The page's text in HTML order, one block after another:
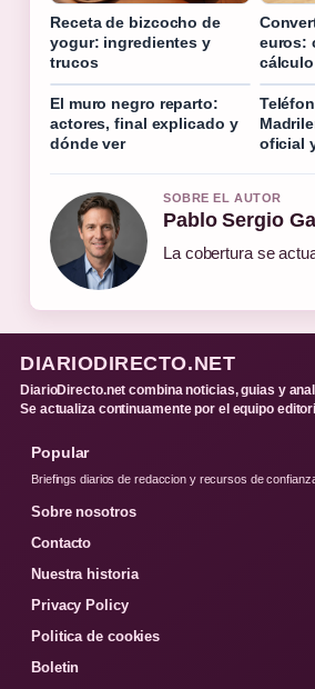
Receta de bizcocho de
yogur: ingredientes y
trucos
euros:
cálculo
El muro negro reparto:
actores, final explicado y
dónde ver
oficial
SOBRE EL AUTOR
Pablo Sergio
La cobertura se
DIARIODIRECTO.NET
DiarioDirecto.net combina noticias, guias y
Se actualiza continuamente por el equipo
Popular
Briefings diarios de redaccion y recursos de
Sobre nosotros
Contacto
Nuestra historia
Privacy Policy
Politica de cookies
Boletin